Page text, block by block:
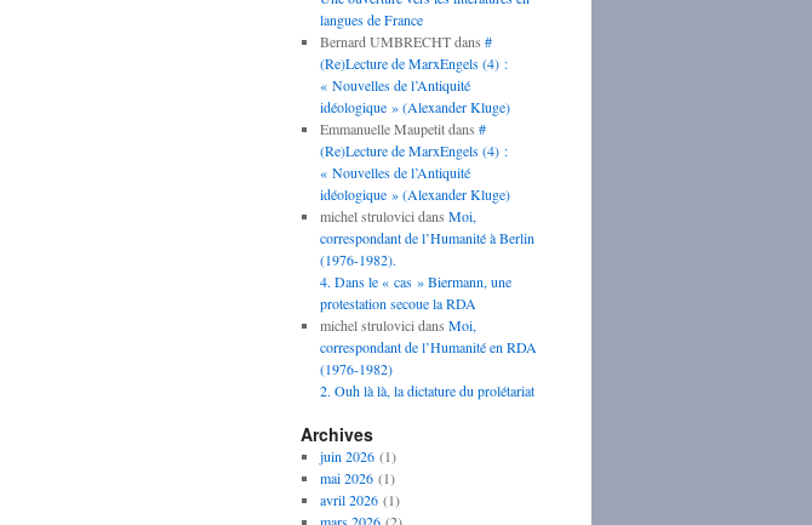
langues de France
Bernard UMBRECHTdans #
(Re)Lecture de MarxEngels (4) :
« Nouvelles de l’Antiquité
idéologique » (Alexander Kluge)
Emmanuelle Maupetitdans #
(Re)Lecture de MarxEngels (4) :
« Nouvelles de l’Antiquité
idéologique » (Alexander Kluge)
michel strulovici dans Moi,
correspondant de l’Humanité à Berlin
(1976-1982).
4. Dans le « cas » Biermann, une
protestation secoue la RDA
michel strulovici dans Moi,
correspondant de l’Humanité en RDA
(1976-1982)
2. Ouh là là, la dictature du prolétariat
Archives
juin 2026(1)
mai 2026(1)
avril 2026(1)